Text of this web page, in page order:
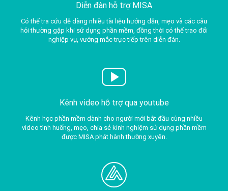
Diễn đàn hỗ trợ MISA
Có thể tra cứu dễ dàng nhiều tài liệu hướng dẫn, mẹo và các câu
hỏi thường gặp khi sử dụng phần mềm, đồng thời có thể trao đổi
nghiệp vụ, vướng mắc trực tiếp trên diễn đàn.
Kênh video hỗ trợ qua youtube
Kênh học phần mềm dành cho người mới bắt đầu cùng nhiều
video tình huống, mẹo, chia sẻ kinh nghiệm sử dụng phần mềm
được MISA phát hành thường xuyên.